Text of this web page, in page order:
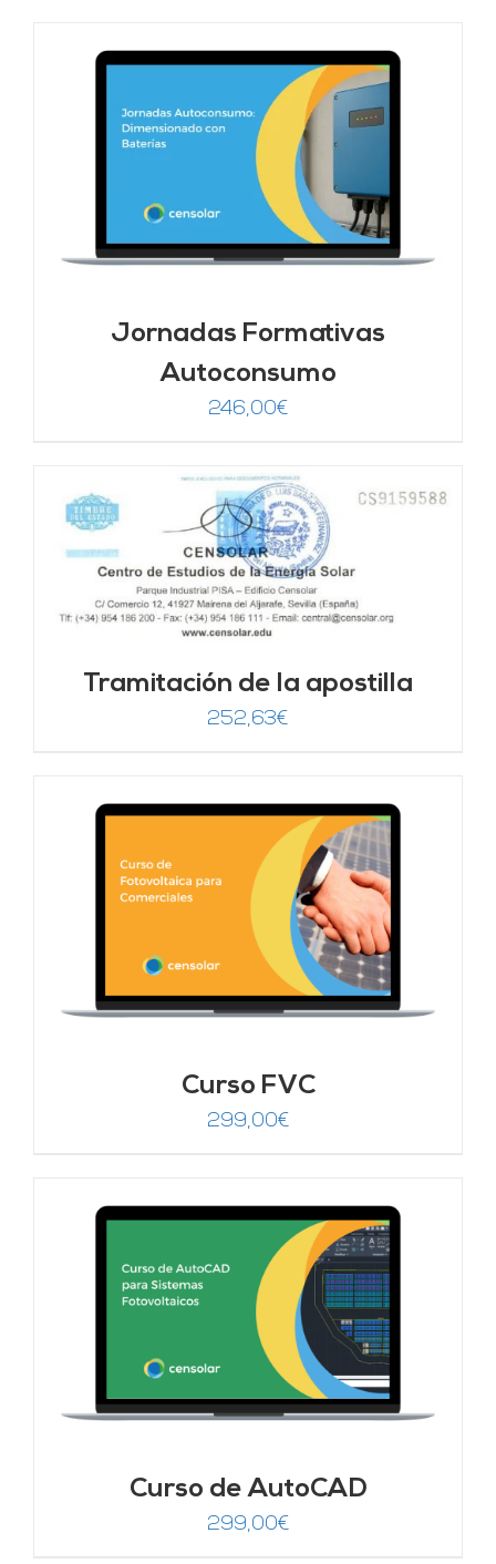
Jornadas Formativas
Autoconsumo
246,00€
Tramitación de la apostilla
252,63€
Curso FVC
299,00€
Curso de AutoCAD
299,00€